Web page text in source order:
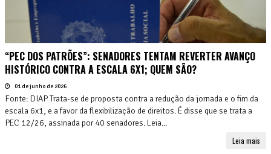
“PEC DOS PATRÕES”: SENADORES TENTAM REVERTER AVANÇO
HISTÓRICO CONTRA A ESCALA 6X1; QUEM SÃO?
01 de junho de 2026
Fonte: DIAP Trata-se de proposta contra a redução da jornada e o fim da
escala 6x1, e a favor da flexibilização de direitos. É disse que se trata a
PEC 12/26, assinada por 40 senadores. Leia...
Leia mais